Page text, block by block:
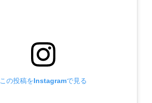
この投稿をInstagramで見る